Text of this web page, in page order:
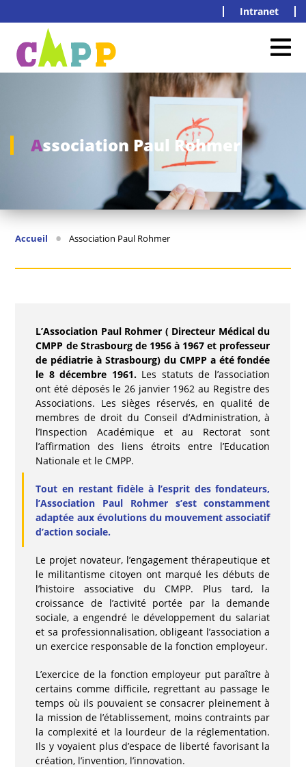
Intranet
Association Paul Rohmer
Accueil • Association Paul Rohmer
L’Association Paul Rohmer ( Directeur Médical du
CMPP de Strasbourg de 1956 à 1967 et professeur
de pédiatrie à Strasbourg) du CMPP a été fondée
le 8 décembre 1961.Les statuts de l’association
ont été déposés le 26 janvier 1962 au Registre des
Associations. Les sièges réservés, en qualité de
membres de droit du Conseil d’Administration, à
l’Inspection Académique et au Rectorat sont
l’affirmation des liens étroits entre l’Education
Nationale et le CMPP.
Tout en restant fidèle à l’esprit des fondateurs,
l’Association Paul Rohmer s’est constamment
adaptée aux évolutions du mouvement associatif
d’action sociale.
Le projet novateur, l’engagement thérapeutique et
le militantisme citoyen ont marqué les débuts de
l’histoire associative du CMPP. Plus tard, la
croissance de l’activité portée par la demande
sociale, a engendré le développement du salariat
et sa professionnalisation, obligeant l’association a
un exercice responsable de la fonction employeur.
L’exercice de la fonction employeur put paraître à
certains comme difficile, regrettant au passage le
temps où ils pouvaient se consacrer pleinement à
la mission de l’établissement, moins contraints par
la complexité et la lourdeur de la réglementation.
Ils y voyaient plus d’espace de liberté favorisant la
création, l’invention, l’innovation.